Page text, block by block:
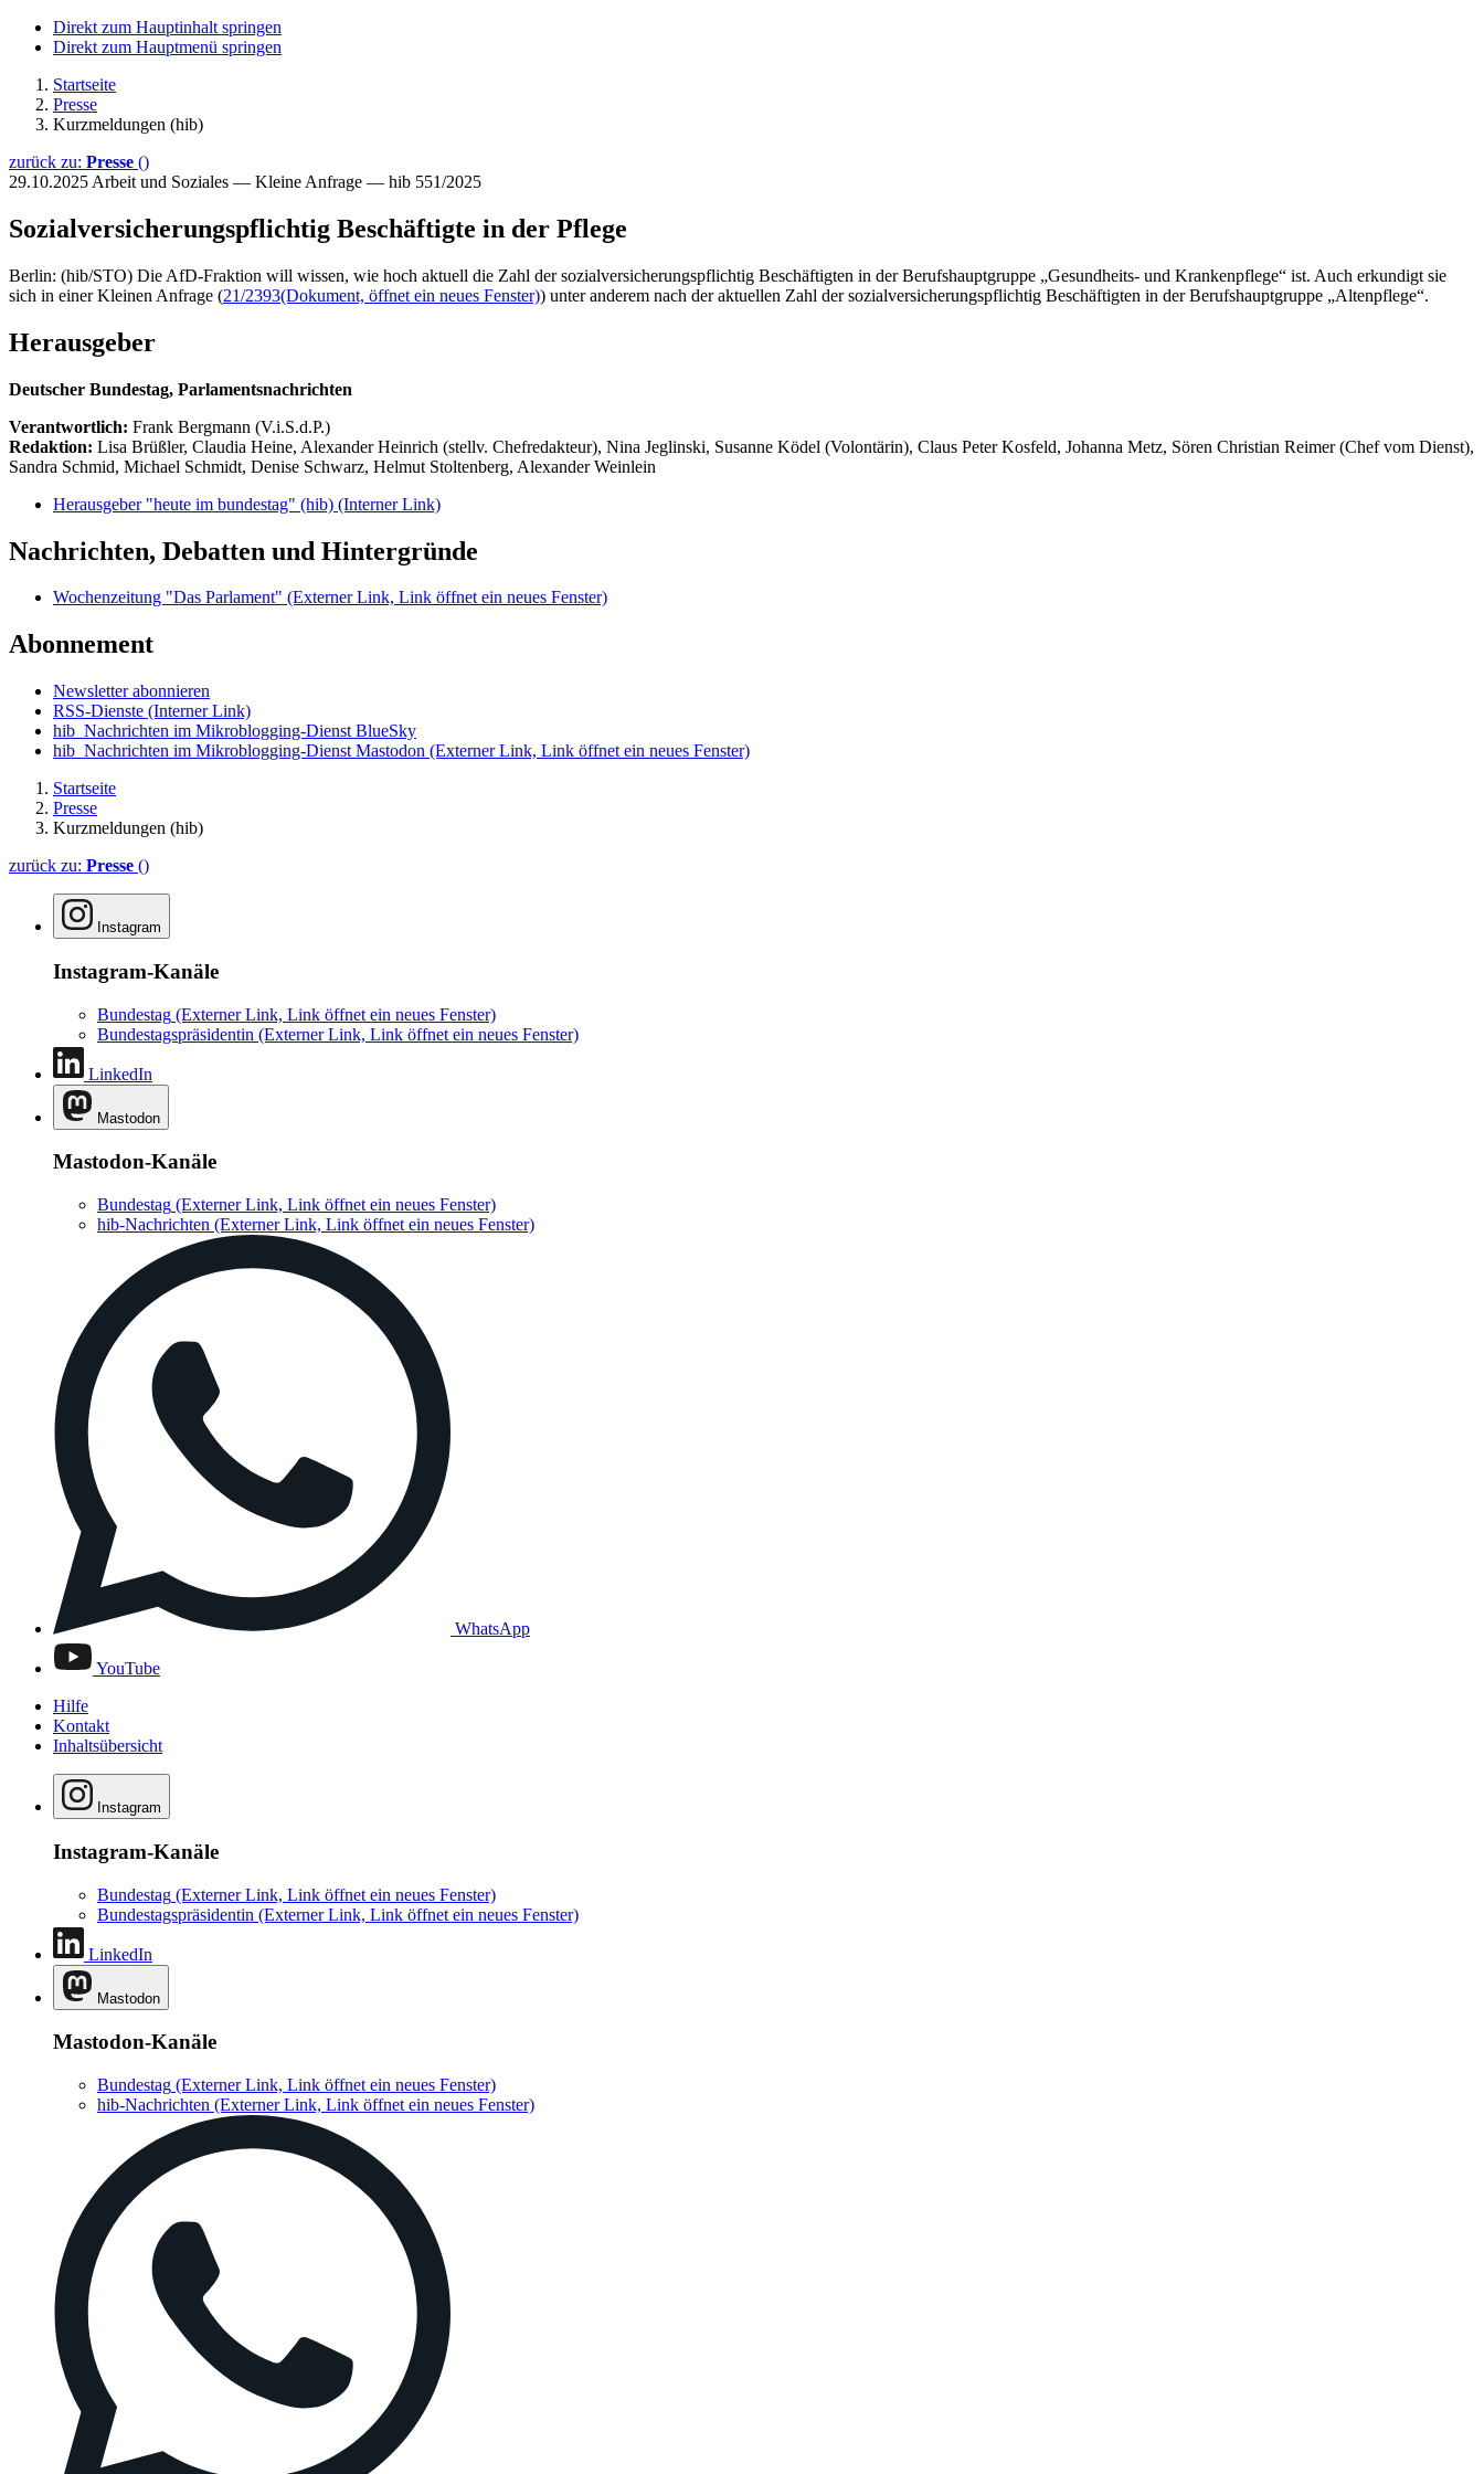
Direkt zum Hauptinhalt springen
Direkt zum Hauptmenü springen
Startseite
Presse
Kurzmeldungen (hib)
zurück zu: Presse ()
29.10.2025 Arbeit und Soziales — Kleine Anfrage — hib 551/2025
Sozialversicherungspflichtig Beschäftigte in der Pflege
Berlin: (hib/STO) Die AfD-Fraktion will wissen, wie hoch aktuell die Zahl der sozialversicherungspflichtig Beschäftigten in der Berufshauptgruppe „Gesundheits- und Krankenpflege“ ist. Auch erkundigt sie
sich in einer Kleinen Anfrage (21/2393(Dokument, öffnet ein neues Fenster)) unter anderem nach der aktuellen Zahl der sozialversicherungspflichtig Beschäftigten in der Berufshauptgruppe „Altenpflege“.
Herausgeber
Deutscher Bundestag, Parlamentsnachrichten
Verantwortlich: Frank Bergmann (V.i.S.d.P.)
Redaktion: Lisa Brüßler, Claudia Heine, Alexander Heinrich (stellv. Chefredakteur), Nina Jeglinski, Susanne Ködel (Volontärin), Claus Peter Kosfeld, Johanna Metz, Sören Christian Reimer (Chef vom Dienst),
Sandra Schmid, Michael Schmidt, Denise Schwarz, Helmut Stoltenberg, Alexander Weinlein
Herausgeber "heute im bundestag" (hib) (Interner Link)
Nachrichten, Debatten und Hintergründe
Wochenzeitung "Das Parlament" (Externer Link, Link öffnet ein neues Fenster)
Abonnement
Newsletter abonnieren
RSS-Dienste (Interner Link)
hib_Nachrichten im Mikroblogging-Dienst BlueSky
hib_Nachrichten im Mikroblogging-Dienst Mastodon (Externer Link, Link öffnet ein neues Fenster)
Startseite
Presse
Kurzmeldungen (hib)
zurück zu: Presse ()
Instagram
Instagram-Kanäle
Bundestag (Externer Link, Link öffnet ein neues Fenster)
Bundestagspräsidentin (Externer Link, Link öffnet ein neues Fenster)
LinkedIn
Mastodon
Mastodon-Kanäle
Bundestag (Externer Link, Link öffnet ein neues Fenster)
hib-Nachrichten (Externer Link, Link öffnet ein neues Fenster)
WhatsApp
YouTube
Hilfe
Kontakt
Inhaltsübersicht
Instagram
Instagram-Kanäle
Bundestag (Externer Link, Link öffnet ein neues Fenster)
Bundestagspräsidentin (Externer Link, Link öffnet ein neues Fenster)
LinkedIn
Mastodon
Mastodon-Kanäle
Bundestag (Externer Link, Link öffnet ein neues Fenster)
hib-Nachrichten (Externer Link, Link öffnet ein neues Fenster)